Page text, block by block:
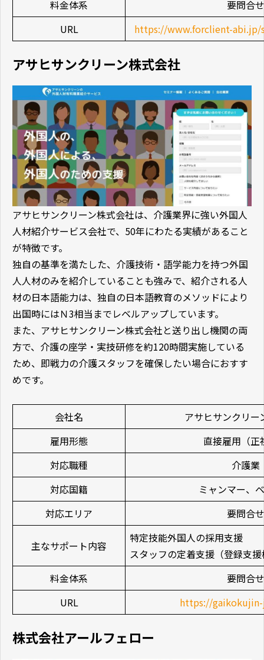
料金体系
要問合せ
URL
https://www.forclient-
アサヒサンクリーン株式会社
アサヒサンクリーン株式会社は、介護業界に強い外国人
人材紹介サービス会社で、50年にわたる実績があること
が特徴です。
独自の基準を満たした、介護技術・語学能力を持つ外国
人人材のみを紹介していることも強みで、紹介される人
材の日本語能力は、独自の日本語教育のメソッドにより
出国時にはＮ3相当までレベルアップしています。
また、アサヒサンクリーン株式会社と送り出し機関の両
方で、介護の座学・実技研修を約120時間実施している
ため、即戦力の介護スタッフを確保したい場合におすす
めです。
会社名
アサヒサンクリー
雇用形態
直接雇用（正
対応職種
介護業
対応国籍
ミャンマー、
対応エリア
要問合せ
主なサポート内容
特定技能外国人の採用支援
スタッフの定着支援（登録支
料金体系
要問合せ
URL
https://
株式会社アールフェロー